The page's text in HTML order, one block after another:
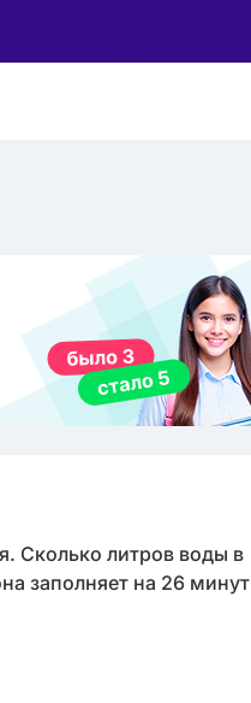
Сколько литров воды в
заполняет на 26 минут